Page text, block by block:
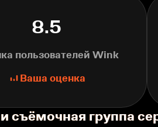
8.5
пользователей Wink
Ваша оценка
съёмочная группа